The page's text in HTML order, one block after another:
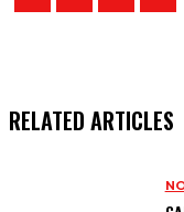
RELATED ARTICLES